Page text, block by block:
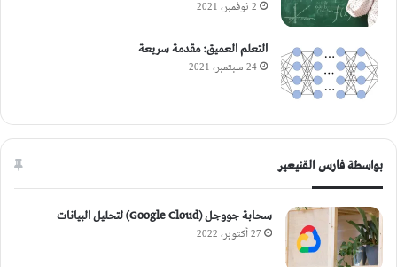
2 نوفمبر، 2021
التعلم العميق: مقدمة سريعة
24 سبتمبر، 2021
بواسطة فارس القنيعير
سحابة جووجل (Google Cloud) لتحليل البيانات
27 أكتوبر، 2022